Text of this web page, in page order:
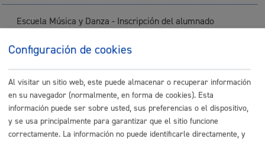
Escuela Música y Danza - Inscripción del alumnado
ONLINE
TELÉFONO
MÁQUINA
Inscripciones: actividades juventud
Configuración de cookies
Al visitar un sitio web, este puede almacenar o recuperar información
en su navegador (normalmente, en forma de cookies). Esta
información puede ser sobre usted, sus preferencias o el dispositivo,
y se usa principalmente para garantizar que el sitio funcione
correctamente. La información no puede identificarle directamente, y